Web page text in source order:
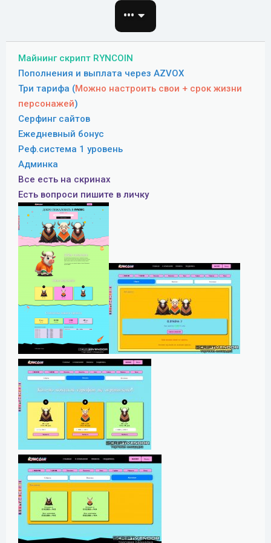
н
и
я
•••
Майнинг скрипт RYNCOIN
Пополнения и выплата через AZVOX
Три тарифа (Можно настроить свои + срок жизни
персонажей)
Серфинг сайтов
Ежедневный бонус
Реф.система 1 уровень
Админка
Все есть на скринах
Есть вопроси пишите в личку